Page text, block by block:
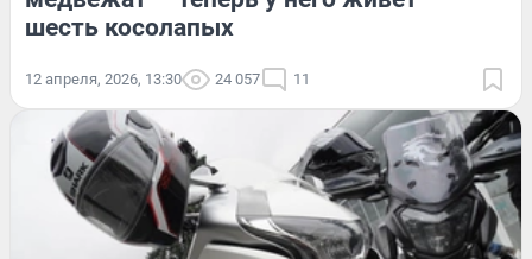
шесть косолапых
12 апреля, 2026, 13:30 24 057 11